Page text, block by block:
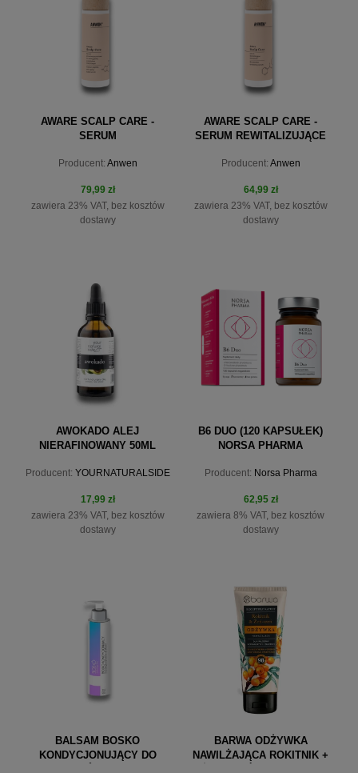
AWARE SCALP CARE -
SERUM
SKÓRY GŁOWY 100ML
Producent: Anwen
79,99 zł
zawiera 23% VAT, bez kosztów
dostawy
do koszyka
AWARE SCALP CARE -
SERUM REWITALIZUJĄCE
Producent: Anwen
64,99 zł
zawiera 23% VAT, bez kosztów
dostawy
do koszyka
AWOKADO ALEJ
NIERAFINOWANY 50ML
Producent: YOURNATURALSIDE
17,99 zł
zawiera 23% VAT, bez kosztów
dostawy
do koszyka
B6 DUO (120 KAPSUŁEK)
NORSA PHARMA
Producent: Norsa Pharma
62,95 zł
zawiera 8% VAT, bez kosztów
dostawy
do koszyka
BALSAM BOSKO
KONDYCJONUJĄCY DO
BARWA ODŻYWKA
NAWILŻAJĄCA ROKITNIK +